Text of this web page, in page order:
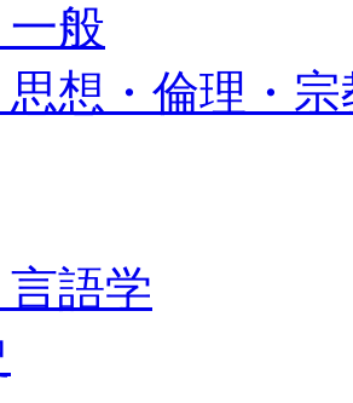
般
想・倫理・宗
語学